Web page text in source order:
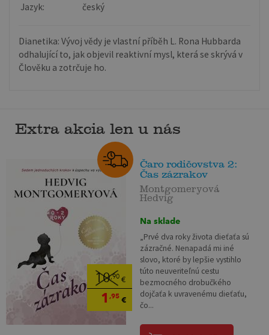
Jazyk:
český
Dianetika: Vývoj vědy je vlastní příběh L. Rona Hubbarda
odhalující to, jak objevil reaktivní mysl, která se skrývá v
Člověku a zotrčuje ho.
Extra akcia len u nás
10,90€
1 ,95€
Čaro rodičovstva 2:
Čas zázrakov
Montgomeryová
Hedvig
Na sklade
„Prvé dva roky života dieťaťa sú
zázračné. Nenapadá mi iné
slovo, ktoré by lepšie vystihlo
túto neuveriteľnú cestu
bezmocného drobučkého
dojčaťa k uvravenému dieťaťu,
čo...